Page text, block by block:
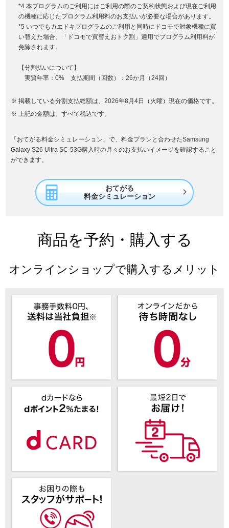
*4 本プログラムのご利用にはご利用の際のご契約状態および現在ご利用
の機種に応じたプログラム利用料のお支払いが必要な場合があります。
*5 いつでもカエドキプログラムのご利用と同時にドコモで対象機種に買
い替えた場合、「ドコモで買替えおトク割」適用でプログラム利用料が
免除されます。
【分割払いについて】
実質年率：0% 支払期間（回数）：26か月（24回）
掲載している分割支払総額は、2026年8月4日（火曜）現在の価格です。
上記の金額は、すべて税込です。
「おてがる料金シミュレーション」で、料金プランと合わせたSamsung
Galaxy S26 Ultra SC-53G購入時の月々のお支払いイメージを確認すること
ができます。
おてがる
料金シミュレーション

商品を予約・購入する
オンラインショップで購入するメリット